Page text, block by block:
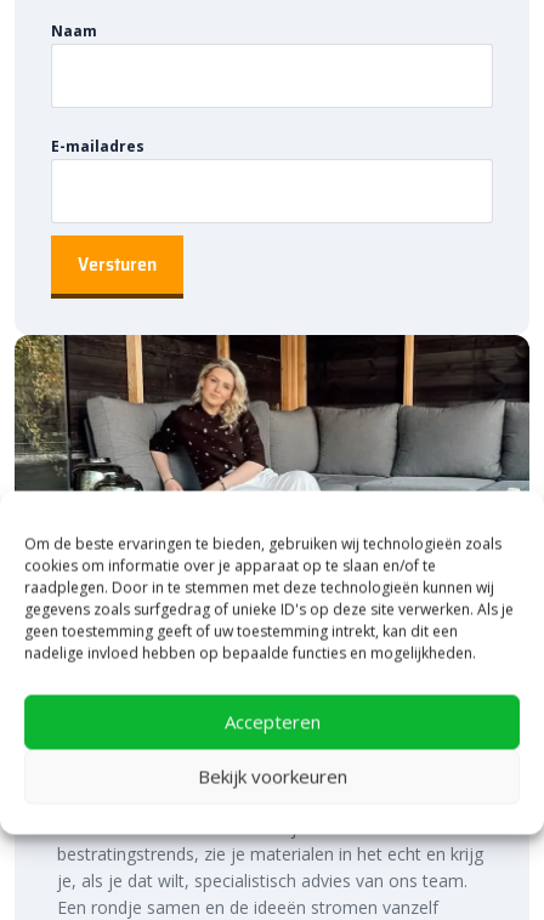
Om de beste ervaringen te bieden, gebruiken wij technologieën zoals
cookies om informatie over je apparaat op te slaan en/of te
raadplegen. Door in te stemmen met deze technologieën kunnen wij
gegevens zoals surfgedrag of unieke ID's op deze site verwerken. Als je
geen toestemming geeft of uw toestemming intrekt, kan dit een
nadelige invloed hebben op bepaalde functies en mogelijkheden.
Accepteren
Bekijk voorkeuren
beste prijs in Nederland. Dankzij onze ruime voorraad en snelle
Naam
E-mailadres
Bezoek onze vestiging in Heerde,
inspiratie binnen én buiten!
bestratingstrends, zie je materialen in het echt en krijg
je, als je dat wilt, specialistisch advies van ons team.
Een rondje samen en de ideeën stromen vanzelf